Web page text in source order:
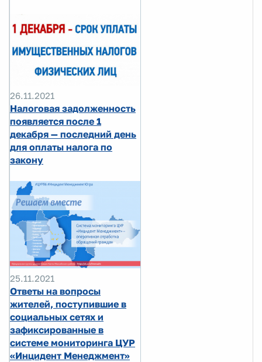
26.11.2021
Налоговая задолженность
появляется после 1
декабря — последний день
для оплаты налога по
закону
25.11.2021
Ответы на вопросы
жителей, поступившие в
социальных сетях и
зафиксированные в
системе мониторинга ЦУР
«Инцидент Менеджмент»